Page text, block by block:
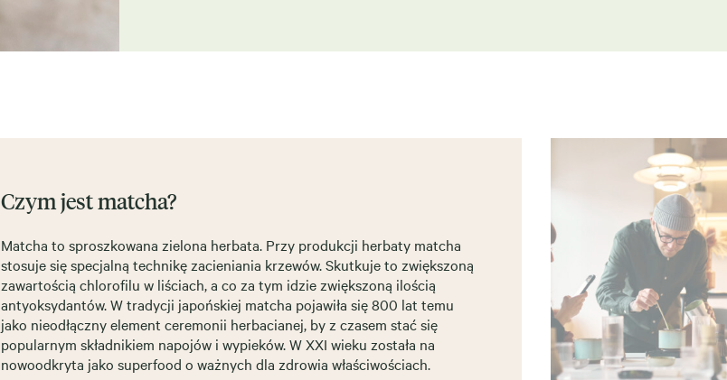
Czym jest matcha?
Matcha to sproszkowana zielona herbata. Przy produkcji herbaty matcha
stosuje się specjalną technikę zacieniania krzewów. Skutkuje to zwiększoną
zawartością chlorofilu w liściach, a co za tym idzie zwiększoną ilością
antyoksydantów. W tradycji japońskiej matcha pojawiła się 800 lat temu
jako nieodłączny element ceremonii herbacianej, by z czasem stać się
popularnym składnikiem napojów i wypieków. W XXI wieku została na
nowoodkryta jako superfood o ważnych dla zdrowia właściwościach.